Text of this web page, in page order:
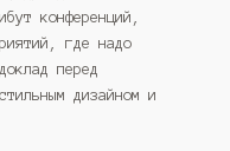
конференций,
где надо
перед
дизайном и